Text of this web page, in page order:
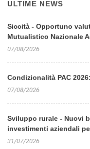
ULTIME NEWS
Siccità - Opportuno
Mutualistico Nazionale
07/08/2026
Condizionalità PAC
07/08/2026
Sviluppo rurale - Nuovi
investimenti aziendali
31/07/2026